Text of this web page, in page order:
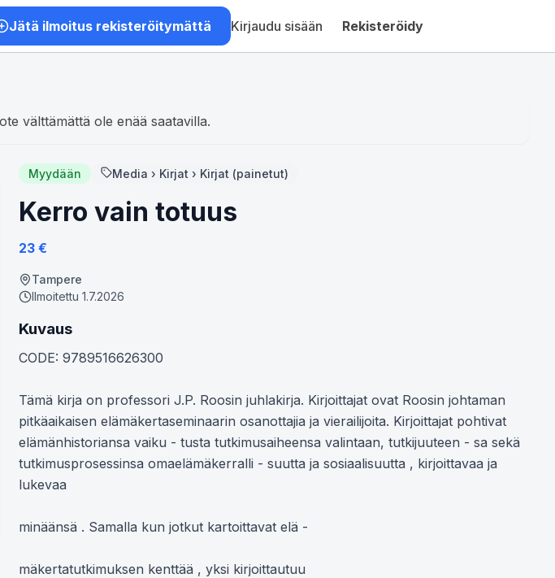
Jätä ilmoitus rekisteröitymättä Kirjaudu sisään Rekisteröidy
välttämättä ole enää saatavilla.
Myydään Media › Kirjat › Kirjat (painetut)
Kerro vain totuus
23 €
Tampere
Ilmoitettu 1.7.2026
Kuvaus
CODE: 9789516626300
Tämä kirja on professori J.P. Roosin juhlakirja. Kirjoittajat ovat Roosin johtaman
pitkäaikaisen elämäkertaseminaarin osanottajia ja vierailijoita. Kirjoittajat pohtivat
elämänhistoriansa vaiku - tusta tutkimusaiheensa valintaan, tutkijuuteen - sa sekä
tutkimusprosessinsa omaelämäkerralli - suutta ja sosiaalisuutta , kirjoittavaa ja
lukevaa
minäänsä . Samalla kun jotkut kartoittavat elä -
mäkertatutkimuksen kenttää , yksi kirjoittautuu